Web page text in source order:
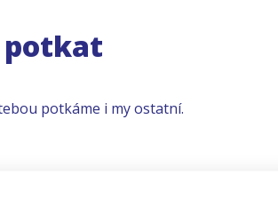
potkat
potkáme i my ostatní.